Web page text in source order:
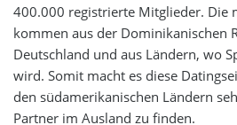
400.000 registrierte Mitglieder. Die
kommen aus der Dominikanischen
Deutschland und aus Ländern, wo
wird. Somit macht es diese
den südamerikanischen Ländern
Partner im Ausland zu finden.